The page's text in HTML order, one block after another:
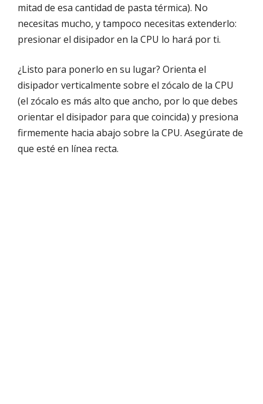
mitad de esa cantidad de pasta térmica). No
necesitas mucho, y tampoco necesitas extenderlo:
presionar el disipador en la CPU lo hará por ti.
¿Listo para ponerlo en su lugar? Orienta el
disipador verticalmente sobre el zócalo de la CPU
(el zócalo es más alto que ancho, por lo que debes
orientar el disipador para que coincida) y presiona
firmemente hacia abajo sobre la CPU. Asegúrate de
que esté en línea recta.